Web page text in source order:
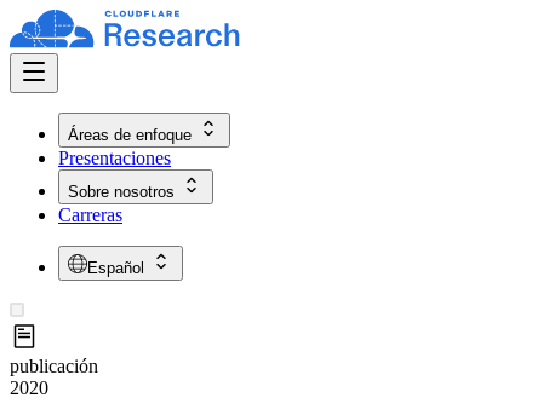
Áreas de enfoque
Presentaciones
Sobre nosotros
Carreras
Español
publicación
2020